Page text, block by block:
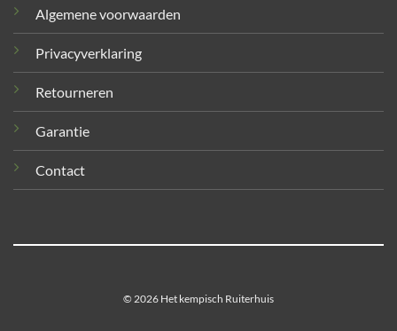
Algemene voorwaarden
Privacyverklaring
Retourneren
Garantie
Contact
© 2026 Het kempisch Ruiterhuis